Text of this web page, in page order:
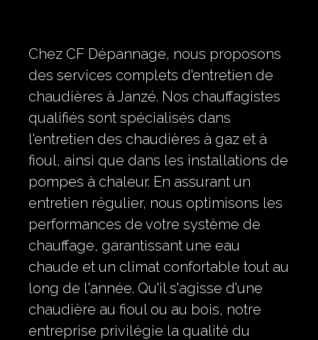
Chez CF Dépannage, nous proposons
des services complets d'entretien de
chaudières à Janzé. Nos chauffagistes
qualifiés sont spécialisés dans
l'entretien des chaudières à gaz et à
fioul, ainsi que dans les installations de
pompes à chaleur. En assurant un
entretien régulier, nous optimisons les
performances de votre système de
chauffage, garantissant une eau
chaude et un climat confortable tout au
long de l'année. Qu'il s'agisse d'une
chaudière au fioul ou au bois, notre
entreprise privilégie la qualité du